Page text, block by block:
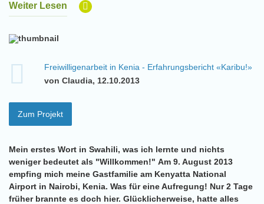
Weiter Lesen
Freiwilligenarbeit in Kenia - Erfahrungsbericht «Karibu!»
von Claudia, 12.10.2013
Zum Projekt
Mein erstes Wort in Swahili, was ich lernte und nichts
weniger bedeutet als "Willkommen!" Am 9. August 2013
empfing mich meine Gastfamilie am Kenyatta National
Airport in Nairobi, Kenia. Was für eine Aufregung! Nur 2 Tage
früher brannte es doch hier. Glücklicherweise, hatte alles